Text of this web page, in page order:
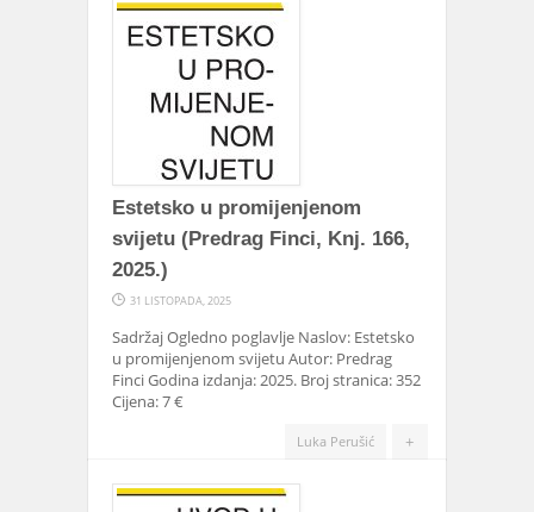
Estetsko u promijenjenom
svijetu (Predrag Finci, Knj. 166,
2025.)
31 LISTOPADA, 2025
Sadržaj Ogledno poglavlje Naslov: Estetsko
u promijenjenom svijetu Autor: Predrag
Finci Godina izdanja: 2025. Broj stranica: 352
Cijena: 7 €
+
Luka Perušić